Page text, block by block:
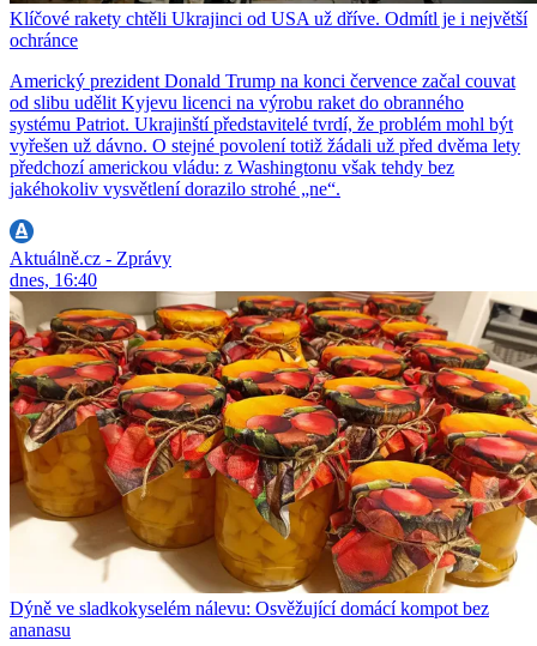
Klíčové rakety chtěli Ukrajinci od USA už dříve. Odmítl je i největší
ochránce
Americký prezident Donald Trump na konci července začal couvat
od slibu udělit Kyjevu licenci na výrobu raket do obranného
systému Patriot. Ukrajinští představitelé tvrdí, že problém mohl být
vyřešen už dávno. O stejné povolení totiž žádali už před dvěma lety
předchozí americkou vládu: z Washingtonu však tehdy bez
jakéhokoliv vysvětlení dorazilo strohé „ne“.
Aktuálně.cz - Zprávy
dnes, 16:40
Dýně ve sladkokyselém nálevu: Osvěžující domácí kompot bez
ananasu